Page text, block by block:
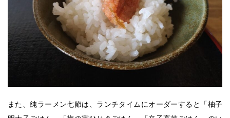
また、純ラーメン七節は、ランチタイムにオーダーすると「柚子